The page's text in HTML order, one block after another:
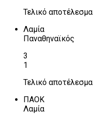
Τελικό αποτέλεσμα
Λαμία
Παναθηναϊκός
3
1
Τελικό αποτέλεσμα
ΠΑΟΚ
Λαμία